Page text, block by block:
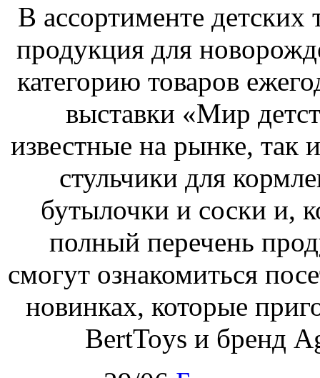
В ассортименте детских
продукция для
категорию товаров
выставки «Мир
известные на рынке, так
стульчики для
бутылочки и соски и,
полный перечень
смогут ознакомиться
новинках, которые
BertToys и бренд